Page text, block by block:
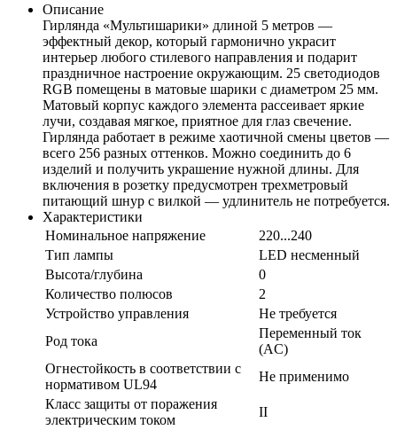
Описание
Гирлянда «Мультишарики» длиной 5 метров —
эффектный декор, который гармонично украсит
интерьер любого стилевого направления и подарит
праздничное настроение окружающим. 25 светодиодов
RGB помещены в матовые шарики с диаметром 25 мм.
Матовый корпус каждого элемента рассеивает яркие
лучи, создавая мягкое, приятное для глаз свечение.
Гирлянда работает в режиме хаотичной смены цветов —
всего 256 разных оттенков. Можно соединить до 6
изделий и получить украшение нужной длины. Для
включения в розетку предусмотрен трехметровый
питающий шнур с вилкой — удлинитель не потребуется.
Характеристики
Номинальное напряжение
220...240
Тип лампы
LED несменный
Высота/глубина
0
Количество полюсов
2
Устройство управления
Не требуется
Род тока
Переменный ток
(AC)
Огнестойкость в соответствии с
нормативом UL94
Не применимо
Класс защиты от поражения
электрическим током
II